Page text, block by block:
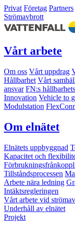
Privat Företag Partners
Strömavbrott
Vårt arbete
Om oss Vårt uppdrag
Hållbarhet Vårt
ansvar FN:s
Innovation Vehicle to
Modulstation
Om elnätet
Elnätets uppbyggnad
Kapacitet och
Tillståndsprocessen
Arbete nära ledning
Intäktsregleringen
Vårt arbete vid
Underhåll av elnätet
Projekt